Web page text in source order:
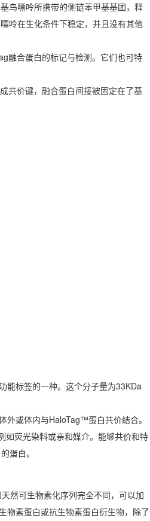
鸟嘌呤所携带的侧链苯甲基基团，释
呤在生化条件下稳定，并且没有其他
融合蛋白的标记与检测。它们也可特
共价键，融合蛋白间接被固定在了基
能标签的一种。这个分子量为33KDa
或体内与HaloTag™蛋白共价结合。
荧光染料或亲和媒介。能够共价和特
蛋白。
然可生物素化序列完全不同，可以加
物素蛋白或抗生物素蛋白衍生物，除了